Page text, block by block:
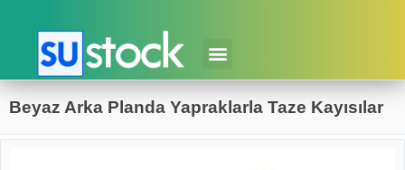
Beyaz Arka Planda Yapraklarla Taze Kayısılar